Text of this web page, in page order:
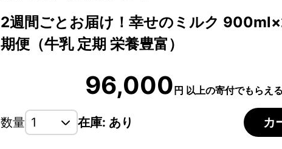
2週間ごとお届け！幸せのミルク
期便（牛乳 定期 栄養豊富）
96,000円 以上の寄付でもらえる
数量 在庫: あり カ